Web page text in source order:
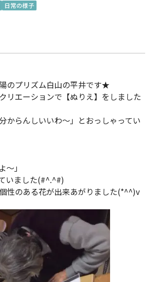
日常の様子
のプリズム白山の平井です★
リエーションで【ぬりえ】をしました
からんしいいわ～」とおっしゃってい
～」
いました(#^.^#)
性のある花が出来あがりました(*^^)v